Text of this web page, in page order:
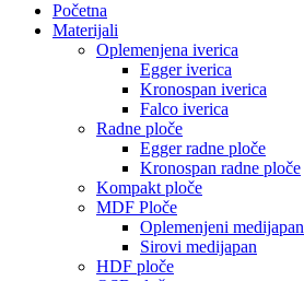
Početna
Materijali
Oplemenjena iverica
Egger iverica
Kronospan iverica
Falco iverica
Radne ploče
Egger radne ploče
Kronospan radne ploče
Kompakt ploče
MDF Ploče
Oplemenjeni medijapan
Sirovi medijapan
HDF ploče